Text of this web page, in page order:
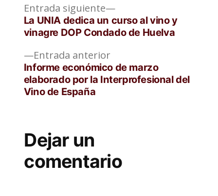
Navegación
de
entradas
Entrada anteriorEntrada
anterior:
Informe económico de marzo
elaborado por la Interprofesional del
Vino de España
Entrada siguiente
Entrada
siguiente:
La UNIA dedica un curso al vino y
vinagre DOP Condado de Huelva
Dejar un
comentario